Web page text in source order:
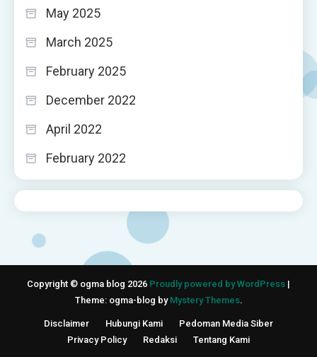
May 2025
March 2025
February 2025
December 2022
April 2022
February 2022
Copyright © ogma blog 2026 Proudly powered by WordPress |
Theme: ogma-blog by Mystery Themes.
Disclaimer Hubungi Kami
Pedoman Media Siber
Privacy Policy
Redaksi Tentang Kami